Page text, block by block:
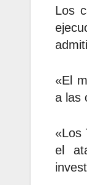
Los
«El
a las
«Los
el